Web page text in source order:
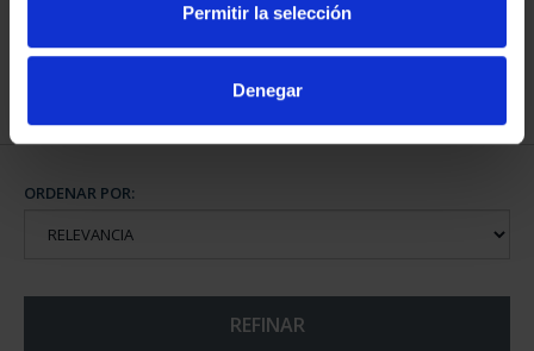
Permitir la selección
Denegar
ORDENAR POR:
REFINAR